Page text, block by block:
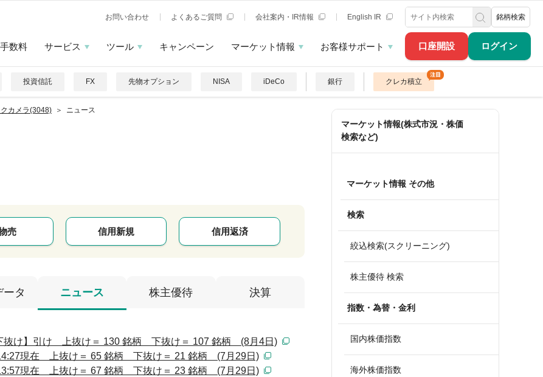
口座開設 ログイン
お問い合わせ よくあるご質問 会社案内・IR情報 English IR 銘柄検索
手数料 サービス ツール キャンペーン マーケット情報 お客様サポート
投資信託 FX 先物オプション NISA iDeCo 銀行 クレカ積立
クカメラ(3048) ニュース
売 信用新規 信用返済
ータ ニュース 株主優待 決算
抜け】引け 上抜け＝ 130 銘柄 下抜け＝ 107 銘柄 (8月4日)
14:27現在 上抜け＝ 65 銘柄 下抜け＝ 21 銘柄 (7月29日)
13:57現在 上抜け＝ 67 銘柄 下抜け＝ 23 銘柄 (7月29日)
マーケット情報(株式市況・株価
検索など)
マーケット情報 その他
検索
絞込検索(スクリーニング)
株主優待 検索
指数・為替・金利
国内株価指数
海外株価指数